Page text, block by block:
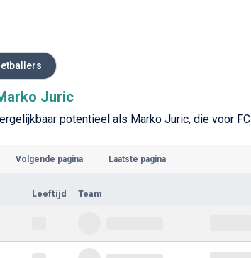
Juric
potentieel als Marko Juric, die voor FC
Volgende pagina Laatste pagina
Leeftijd Team